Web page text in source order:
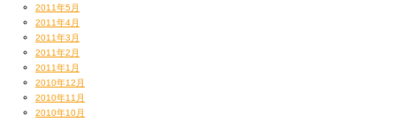
2011年5月
2011年4月
2011年3月
2011年2月
2011年1月
2010年12月
2010年11月
2010年10月